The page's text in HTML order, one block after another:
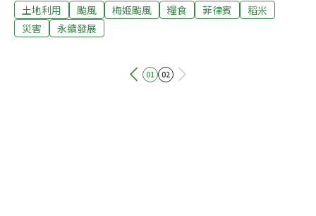
（Bureau of AgriculturalStatistics）助理局長里沙隆多
（Maura Lizarondo）表示，若災情慘重，菲律賓明年將需
能把進口量降至150萬噸。位在馬尼拉的國家減災險管理
土地利用 颱風 梅姬颱風 糧食 菲律賓
稻米
災害
永續發展
01 02